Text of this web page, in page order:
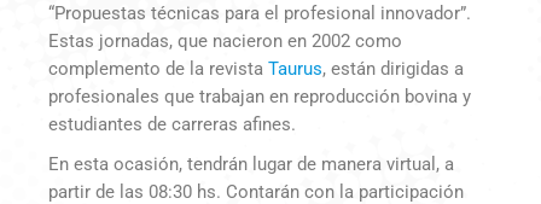
“Propuestas técnicas para el profesional innovador”.
Estas jornadas, que nacieron en 2002 como
complemento de la revista Taurus, están dirigidas a
profesionales que trabajan en reproducción bovina y
estudiantes de carreras afines.
En esta ocasión, tendrán lugar de manera virtual, a
partir de las 08:30 hs. Contarán con la participación